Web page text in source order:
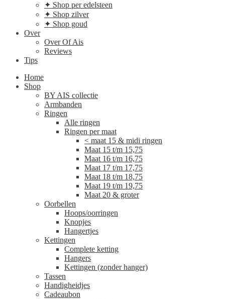
✦ Shop per edelsteen
✦ Shop zilver
✦ Shop goud
Over
Over Of Ais
Reviews
Tips
Home
Shop
BY AIS collectie
Armbanden
Ringen
Alle ringen
Ringen per maat
< maat 15 & midi ringen
Maat 15 t/m 15,75
Maat 16 t/m 16,75
Maat 17 t/m 17,75
Maat 18 t/m 18,75
Maat 19 t/m 19,75
Maat 20 & groter
Oorbellen
Hoops/oorringen
Knopjes
Hangertjes
Kettingen
Complete ketting
Hangers
Kettingen (zonder hanger)
Tassen
Handigheidjes
Cadeaubon